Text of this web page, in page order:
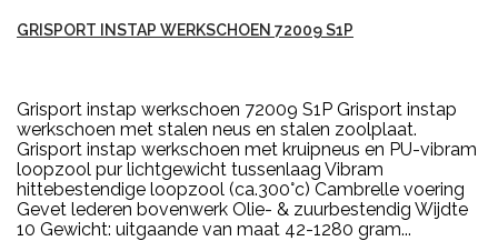
GRISPORT INSTAP WERKSCHOEN 72009 S1P
Grisport instap werkschoen 72009 S1P Grisport instap
werkschoen met stalen neus en stalen zoolplaat.
Grisport instap werkschoen met kruipneus en PU-vibram
loopzool pur lichtgewicht tussenlaag Vibram
hittebestendige loopzool (ca.300°c) Cambrelle voering
Gevet lederen bovenwerk Olie- & zuurbestendig Wijdte
10 Gewicht: uitgaande van maat 42-1280 gram...